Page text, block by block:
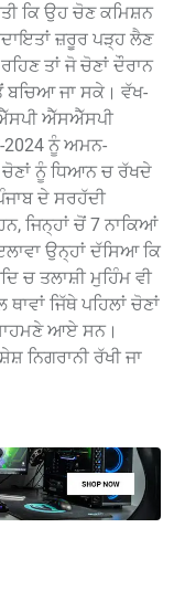
ਕਿ ਉਹ ਚੋਣ ਕਮਿਸ਼ਨ
ਜ਼ਰੂਰ ਪੜ੍ਹ ਲੈਣ
ਤਾਂ ਜੋ ਚੋਣਾਂ ਦੌਰਾਨ
ਬਚਿਆ ਜਾ ਸਕੇ। ਵੱਖ-
ਐੱਸਐੱਸਪੀ
2024 ਨੂੰ ਅਮਨ-
ਚੋਣਾਂ ਨੂੰ ਧਿਆਨ ਚ ਰੱਖਦੇ
ਦੇ ਸਰਹੱਦੀ
ਜਿਨ੍ਹਾਂ ਚੋਂ 7 ਨਾਕਿਆਂ
ਉਨ੍ਹਾਂ ਦੱਸਿਆ ਕਿ
ਚ ਤਲਾਸ਼ੀ ਮੁਹਿੰਮ ਵੀ
ਜਿੱਥੇ ਪਹਿਲਾਂ ਚੋਣਾਂ
ਆਏ ਸਨ।
ਨਿਗਰਾਨੀ ਰੱਖੀ ਜਾ